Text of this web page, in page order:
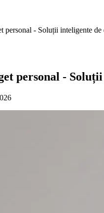
personal - Soluții inteligente de
personal -